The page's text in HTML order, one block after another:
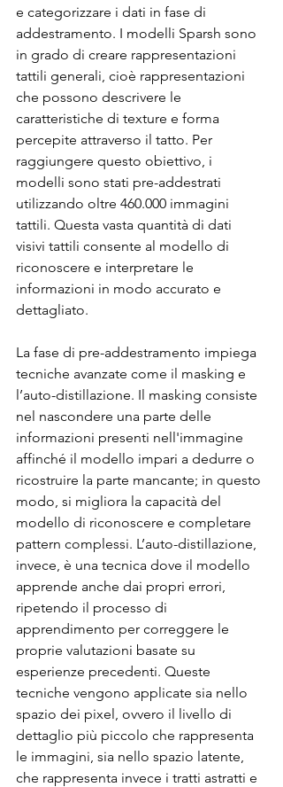
e categorizzare i dati in fase di
addestramento. I modelli Sparsh sono
in grado di creare rappresentazioni
tattili generali, cioè rappresentazioni
che possono descrivere le
caratteristiche di texture e forma
percepite attraverso il tatto. Per
raggiungere questo obiettivo, i
modelli sono stati pre-addestrati
utilizzando oltre 460.000 immagini
tattili. Questa vasta quantità di dati
visivi tattili consente al modello di
riconoscere e interpretare le
informazioni in modo accurato e
dettagliato.
La fase di pre-addestramento impiega
tecniche avanzate come il masking e
l’auto-distillazione. Il masking consiste
nel nascondere una parte delle
informazioni presenti nell'immagine
affinché il modello impari a dedurre o
ricostruire la parte mancante; in questo
modo, si migliora la capacità del
modello di riconoscere e completare
pattern complessi. L’auto-distillazione,
invece, è una tecnica dove il modello
apprende anche dai propri errori,
ripetendo il processo di
apprendimento per correggere le
proprie valutazioni basate su
esperienze precedenti. Queste
tecniche vengono applicate sia nello
spazio dei pixel, ovvero il livello di
dettaglio più piccolo che rappresenta
le immagini, sia nello spazio latente,
che rappresenta invece i tratti astratti e